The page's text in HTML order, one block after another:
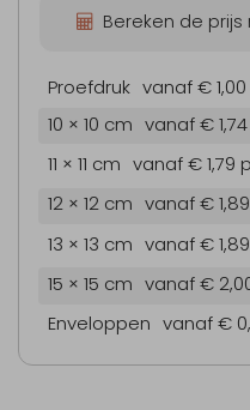
Bereken de
Proefdruk vanaf € 1,00
10 × 10 cm vanaf € 1,74
11 × 11 cm vanaf € 1,79
12 × 12 cm vanaf € 1,89
13 × 13 cm vanaf € 1,89
15 × 15 cm vanaf €
Enveloppen vanaf €